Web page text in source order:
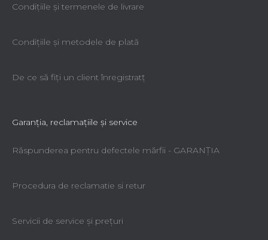
Condiţiile şi termenele de livrare
Condiţiile şi metodele de plată
De ce să fiţi un client înregistratţ
Garanţia, reclamaţiile şi service
Răspunderea pentru defectele mărfii - GARANŢIA
Procedura de reclamatie si retur
Servicii de service şi preţuri